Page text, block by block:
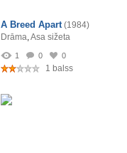
A Breed Apart (1984)
Drāma,Asa sižeta
1 0 0
1 balss